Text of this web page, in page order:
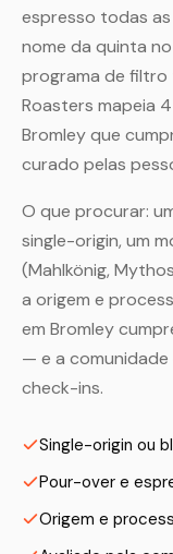
espresso todas
nome da quinta
programa de filtro
Roasters mapeia
Bromley que
curado pelas
O que procurar:
single-origin, um
(Mahlkönig,
a origem e
em Bromley
— e a
check-ins.
Single-origin ou
Pour-over e
Origem e